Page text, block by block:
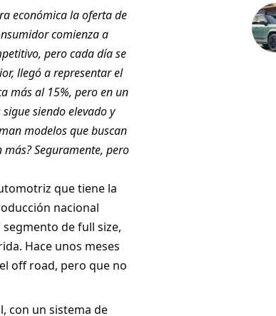
económica la oferta de
comienza a
pero cada día se
llegó a representar el
más al 15%, pero en un
siendo elevado y
modelos que buscan
Seguramente, pero
que tiene la
nacional
de full size,
Hace unos meses
off road, pero que no
con un sistema de